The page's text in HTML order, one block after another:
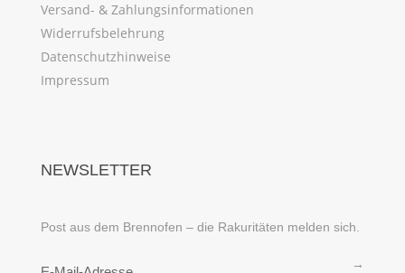
Versand- & Zahlungsinformationen
Widerrufsbelehrung
Datenschutzhinweise
Impressum
NEWSLETTER
Post aus dem Brennofen – die Rakuritäten melden sich.
→